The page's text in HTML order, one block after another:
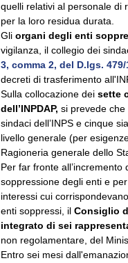
quelli relativi al personale di
per la loro residua durata.
Gli organi degli enti
vigilanza, il collegio dei
3, comma 2, del D.lgs. 479/
decreti di trasferimento
Sulla collocazione dei sette
dell’INPDAP, si prevede
sindaci dell’INPS e cinque
livello generale (per
Ragioneria generale dello
Per far fronte all’incremento
soppressione degli enti e
interessi cui
enti soppressi, il Consiglio
integrato di sei
non regolamentare, del
Entro sei mesi